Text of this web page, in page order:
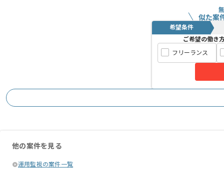
似た案
希望条件
ご希望の働き
フリーランス
他の案件を見る
運用監視の案件一覧